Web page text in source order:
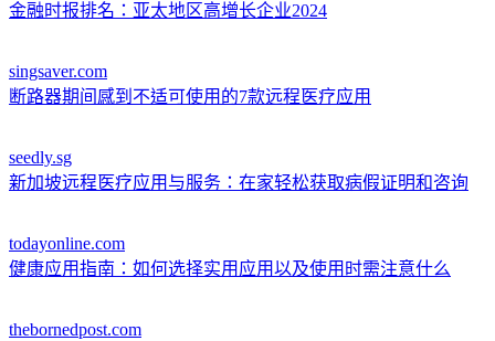
金融时报排名：亚太地区高增长企业2024
singsaver.com
断路器期间感到不适可使用的7款远程医疗应用
seedly.sg
新加坡远程医疗应用与服务：在家轻松获取病假证明和咨询
todayonline.com
健康应用指南：如何选择实用应用以及使用时需注意什么
thebornedpost.com